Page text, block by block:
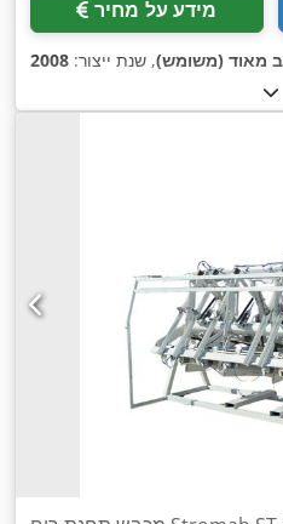
מידע על מחיר
מאוד (משומש), שנת ייצור: 2008